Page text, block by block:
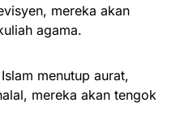
mereka akan
agama.
menutup aurat,
mereka akan tengok